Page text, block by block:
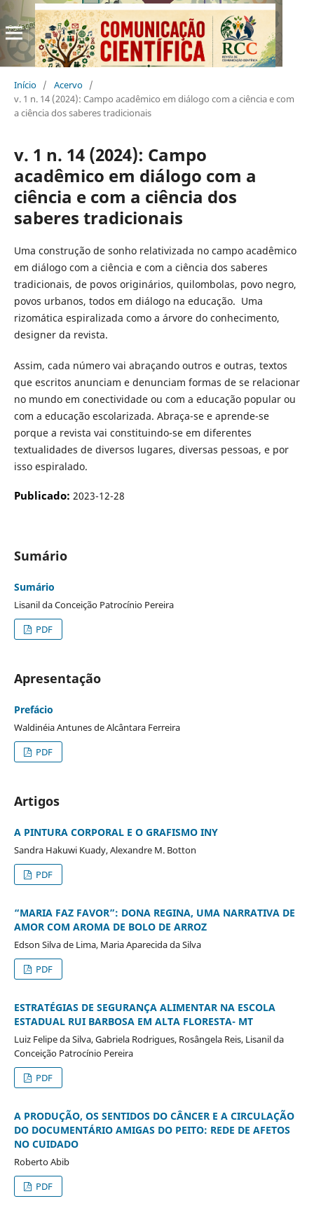
Início / Acervo /
v. 1 n. 14 (2024): Campo acadêmico em diálogo com a ciência e com
a ciência dos saberes tradicionais
v. 1 n. 14 (2024): Campo
acadêmico em diálogo com a
ciência e com a ciência dos
saberes tradicionais
Uma construção de sonho relativizada no campo acadêmico
em diálogo com a ciência e com a ciência dos saberes
tradicionais, de povos originários, quilombolas, povo negro,
povos urbanos, todos em diálogo na educação. Uma
rizomática espiralizada como a árvore do conhecimento,
designer da revista.
Assim, cada número vai abraçando outros e outras, textos
que escritos anunciam e denunciam formas de se relacionar
no mundo em conectividade ou com a educação popular ou
com a educação escolarizada. Abraça-se e aprende-se
porque a revista vai constituindo-se em diferentes
textualidades de diversos lugares, diversas pessoas, e por
isso espiralado.
Publicado: 2023-12-28
Sumário
Sumário
Lisanil da Conceição Patrocínio Pereira
PDF
Apresentação
Prefácio
Waldinéia Antunes de Alcântara Ferreira
PDF
Artigos
A PINTURA CORPORAL E O GRAFISMO INY
Sandra Hakuwi Kuady, Alexandre M. Botton
PDF
“MARIA FAZ FAVOR”: DONA REGINA, UMA NARRATIVA DE
AMOR COM AROMA DE BOLO DE ARROZ
Edson Silva de Lima, Maria Aparecida da Silva
PDF
ESTRATÉGIAS DE SEGURANÇA ALIMENTAR NA ESCOLA
ESTADUAL RUI BARBOSA EM ALTA FLORESTA- MT
Luiz Felipe da Silva, Gabriela Rodrigues, Rosângela Reis, Lisanil da
Conceição Patrocínio Pereira
PDF
A PRODUÇÃO, OS SENTIDOS DO CÂNCER E A CIRCULAÇÃO
DO DOCUMENTÁRIO AMIGAS DO PEITO: REDE DE AFETOS
NO CUIDADO
Roberto Abib
PDF